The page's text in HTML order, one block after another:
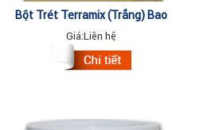
Bột Trét Terramix (trắng) Bao
40kg
Giá:Liên hệ